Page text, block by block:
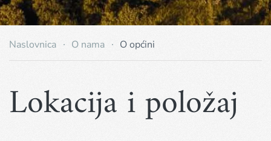
Naslovnica O nama O općini
Lokacija i položaj